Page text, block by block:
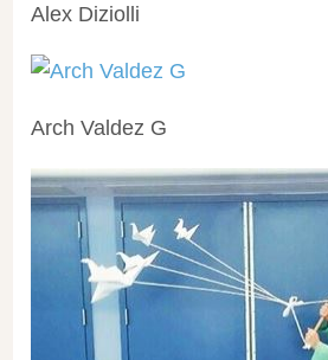
Alex Diziolli
Arch Valdez G‎